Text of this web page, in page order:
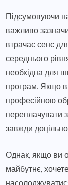
Підсумовуючи
важливо
втрачає сенс
середнього
необхідна для
програм. Якщо
професійною
переплачувати
завжди
Однак, якщо ви
майбутнє,